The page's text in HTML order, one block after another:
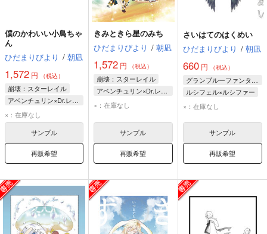
僕のかわいい小鳥ちゃ
ん
ひだまりびより / 朝凪
1,572 円 （税込）
崩壊：スターレイル
アベンチュリン×Dr.レイシオ
Dr.レイシオ
アベンチュリン
×：在庫なし
サンプル
再販希望
きみときら星のみち
ひだまりびより / 朝凪
1,572 円 （税込）
崩壊：スターレイル
アベンチュリン×Dr.レイシオ
Dr.レイシオ
×：在庫なし
サンプル
再販希望
さいはてのはくめい
ひだまりびより / 朝凪
660円 （税込）
グランブルーファンタジー
ルシフェル×ルシファー
ルシファー
×：在庫なし
サンプル
再販希望